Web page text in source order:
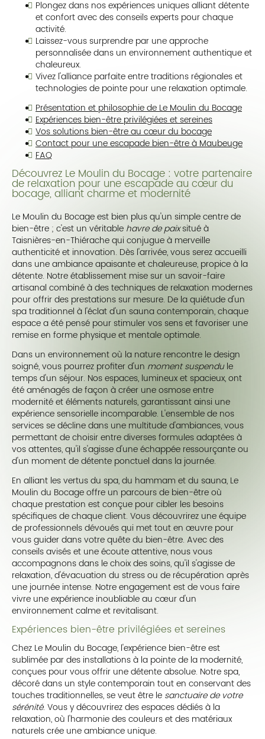
Plongez dans nos expériences uniques alliant détente
et confort avec des conseils experts pour chaque
activité.
Laissez-vous surprendre par une approche
personnalisée dans un environnement authentique et
chaleureux.
Vivez l'alliance parfaite entre traditions régionales et
technologies de pointe pour une relaxation optimale.
Présentation et philosophie de Le Moulin du Bocage
Expériences bien-être privilégiées et sereines
Vos solutions bien-être au cœur du bocage
Contact pour une escapade bien-être à Maubeuge
FAQ
Découvrez Le Moulin du Bocage : votre partenaire
de relaxation pour une escapade au cœur du
bocage, alliant charme et modernité
Le Moulin du Bocage est bien plus qu'un simple centre de
bien-être ; c'est un véritable havre de paixsitué à
Taisnières-en-Thiérache qui conjugue à merveille
authenticité et innovation. Dès l'arrivée, vous serez accueilli
dans une ambiance apaisante et chaleureuse, propice à la
détente. Notre établissement mise sur un savoir-faire
artisanal combiné à des techniques de relaxation modernes
pour offrir des prestations sur mesure. De la quiétude d'un
spa traditionnel à l'éclat d'un sauna contemporain, chaque
espace a été pensé pour stimuler vos sens et favoriser une
remise en forme physique et mentale optimale.
Dans un environnement où la nature rencontre le design
soigné, vous pourrez profiter d'un moment suspendule
temps d'un séjour. Nos espaces, lumineux et spacieux, ont
été aménagés de façon à créer une osmose entre
modernité et éléments naturels, garantissant ainsi une
expérience sensorielle incomparable. L'ensemble de nos
services se décline dans une multitude d'ambiances, vous
permettant de choisir entre diverses formules adaptées à
vos attentes, qu'il s'agisse d'une échappée ressourçante ou
d'un moment de détente ponctuel dans la journée.
En alliant les vertus du spa, du hammam et du sauna, Le
Moulin du Bocage offre un parcours de bien-être où
chaque prestation est conçue pour cibler les besoins
spécifiques de chaque client. Vous découvrirez une équipe
de professionnels dévoués qui met tout en œuvre pour
vous guider dans votre quête du bien-être. Avec des
conseils avisés et une écoute attentive, nous vous
accompagnons dans le choix des soins, qu'il s'agisse de
relaxation, d'évacuation du stress ou de récupération après
une journée intense. Notre engagement est de vous faire
vivre une expérience inoubliable au cœur d'un
environnement calme et revitalisant.
Expériences bien-être privilégiées et sereines
Chez Le Moulin du Bocage, l'expérience bien-être est
sublimée par des installations à la pointe de la modernité,
conçues pour vous offrir une détente absolue. Notre spa,
décoré dans un style contemporain tout en conservant des
touches traditionnelles, se veut être le sanctuaire de votre
sérénité. Vous y découvrirez des espaces dédiés à la
relaxation, où l'harmonie des couleurs et des matériaux
naturels crée une ambiance unique.